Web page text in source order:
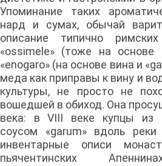
Упоминание таких
нард и сумах, обычай
описание типично
«ossimele» (тоже на
«enogaro» (на основе вина и
меда как приправы к вину и
культуры, не просто не
вошедшей в обиход. Она
века: в VIII веке купцы из
соусом «garum» вдоль
инвентарные описи
пьячентинских